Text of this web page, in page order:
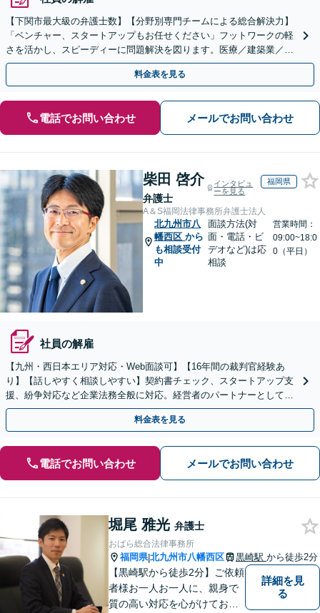
【下関市最大級の弁護士数】【分野別専門チームによる総合解決力】
「ベンチャー、スタートアップもお任せください」フットワークの軽
さを活かし、スピーディーに問題解決を図ります。医療／建築業／情
報通信／卸売業／製造業／不動産など、幅広い業種に対応
料金表を見る
電話でお問い合わせ メールでお問い合わせ
柴田 啓介
弁護士
インタビュ
ーを見る
福岡県
A＆S福岡法律事務所弁護士法人
北九州市八
幡西区 から
も相談受付
中
面談方法(対
面・電話・ビ
デオなど)は応
相談
営業時間：
09:00~18:0
0（平日）
社員の解雇
【九州・西日本エリア対応・Web面談可】【16年間の裁判官経験あ
り】【話しやすく相談しやすい】契約書チェック、スタートアップ支
援、紛争対応など企業法務全般に対応。経営者のパートナーとして伴
走し、依頼者さまのビジネスをサポートします！
料金表を見る
電話でお問い合わせ メールでお問い合わせ
堀尾 雅光 弁護士
おばら総合法律事務所
福岡県|北九州市八幡西区 黒崎駅 から徒歩2分
【黒崎駅から徒歩2分】ご依頼
者様お一人お一人に、親身で
質の高い対応を心がけており
詳細を見
る